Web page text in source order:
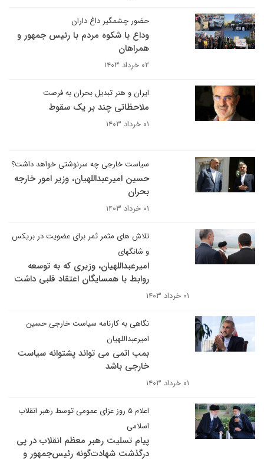
حضور چشمگیر داغ داران
وداع با شکوه مردم با رئیس جمهور و
همراهان
۰۲ خرداد ۱۴۰۳
ایران و هنر تبدیل بحران به فرصت
ملاحظاتی چند بر یک سقوط
۰۱ خرداد ۱۴۰۳
سیاست خارجی چه سرنوشتی خواهد داشت؟
حسین امیرعبداللهیان، وزیر امور خارجه
بحران
۰۱ خرداد ۱۴۰۳
تلاش های مثمر ثمر برای عضویت در بریکس
و شانگهای
امیرعبداللهیان، وزیری که به توسعه
روابط با همسایگان اعتقاد قلبی داشت
۰۱ خرداد ۱۴۰۳
نگاهی به کارنامه سیاست خارجی حسین
امیرعبداللهیان
بمب اتمی می تواند پشتوانه سیاست
خارجی باشد
۰۱ خرداد ۱۴۰۳
اعلام ۵ روز عزای عمومی توسط رهبر انقلاب
اسلامی
پیام تسلیت رهبر معظم انقلاب در پی
درگذشت شهادت‌گونه رئیس‌جمهور و